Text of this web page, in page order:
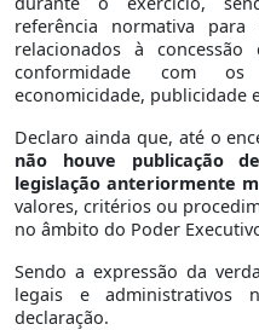
referência normativa
relacionados à
conformidade com
economicidade, publicidade
Declaro ainda que, até o
não houve publicação
legislação anteriormente
valores, critérios ou
no âmbito do Poder
Sendo a expressão da
legais e administrativos
declaração.